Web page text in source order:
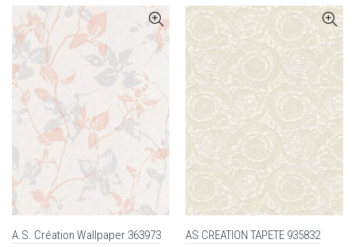
A.S. Création Wallpaper 363973
AS CREATION TAPETE 935832